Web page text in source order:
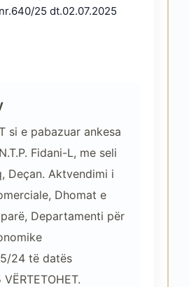
si e pabazuar ankesa
Fidani-L, me seli
Deçan. Aktvendimi i
Dhomat e
Departamenti për
24 të datës